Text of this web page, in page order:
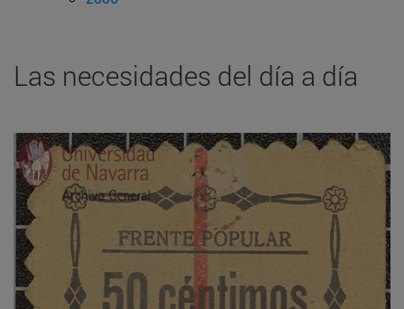
Las necesidades del día a día